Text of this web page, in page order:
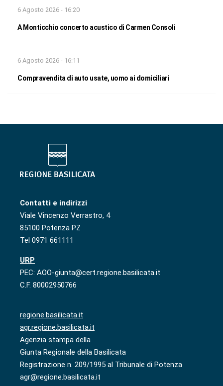
6 Agosto 2026 - 16:20
A Monticchio concerto acustico di Carmen Consoli
6 Agosto 2026 - 16:11
Compravendita di auto usate, uomo ai domiciliari
Contatti e indirizzi
Viale Vincenzo Verrastro, 4
85100 Potenza PZ
Tel 0971 661111
URP
PEC: AOO-giunta@cert.regione.basilicata.it
C.F. 80002950766
regione.basilicata.it
agr.regione.basilicata.it
Agenzia stampa della
Giunta Regionale della Basilicata
Registrazione n. 209/1995 al Tribunale di Potenza
agr@regione.basilicata.it